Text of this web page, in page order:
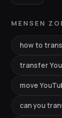
MENSEN
how to
transfer
move
can you